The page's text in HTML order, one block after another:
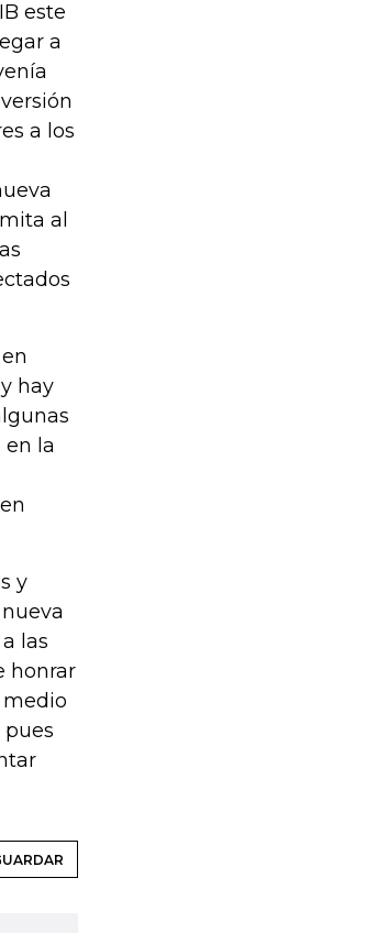
este
a
a los
al
hay
en la
y
las
honrar
medio